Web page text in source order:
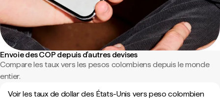
Envoie des COP depuis d'autres devises
Compare les taux vers les pesos colombiens depuis le monde
entier.
Voir les taux de dollar des États-Unis vers peso colombien